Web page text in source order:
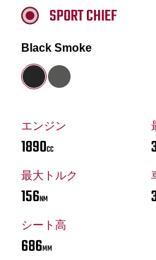
エンジン
1890CC
最大トルク
156NM
シート高
686MM
SPORT CHIEF
Black Smoke